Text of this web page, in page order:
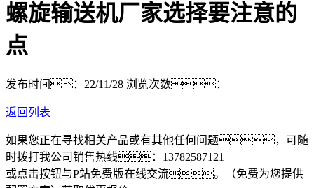
螺旋输送机厂家选择要注意的
点
发布时间：22/11/28 浏览次数：
返回列表
如果您正在寻找相关产品或有其他任何问题，可随
时拨打我公司销售热线： 13782587121
或点击按钮与P站免费版在线交流。（免费为您提供